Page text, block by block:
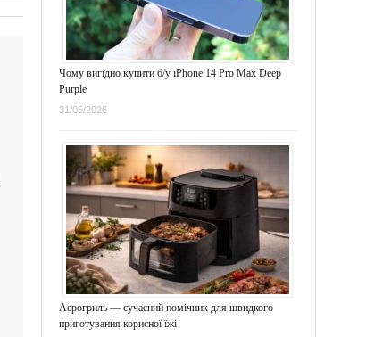
Чому вигідно купити б/у iPhone 14 Pro Max Deep
Purple
31/05/2026
Аерогриль — сучасний помічник для швидкого
приготування корисної їжі